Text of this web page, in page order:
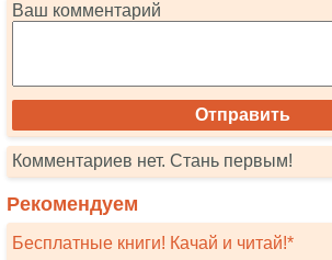
Ваш комментарий
Комментариев нет. Стань первым!
Рекомендуем
Бесплатные книги! Качай и читай!*